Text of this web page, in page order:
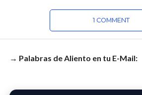
1 COMMENT
→ Palabras de Aliento en tu E-Mail: